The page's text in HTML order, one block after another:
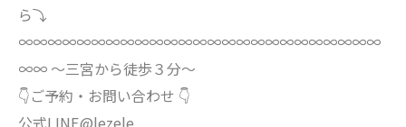
ら⤵︎
∞∞∞∞∞∞∞∞∞∞∞∞∞∞∞∞∞∞∞∞∞∞∞∞∞
∞∞ 〜三宮から徒歩３分〜
👇ご予約・お問い合わせ 👇
公式LINE@lezele